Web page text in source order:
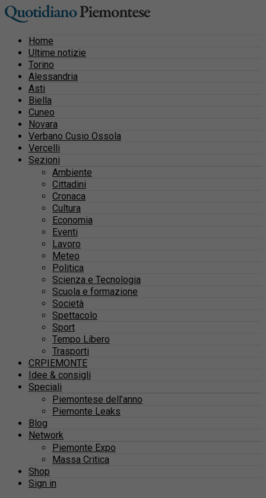
Home
Ultime notizie
Torino
Alessandria
Asti
Biella
Cuneo
Novara
Verbano Cusio Ossola
Vercelli
Sezioni
Ambiente
Cittadini
Cronaca
Cultura
Economia
Eventi
Lavoro
Meteo
Politica
Scienza e Tecnologia
Scuola e formazione
Società
Spettacolo
Sport
Tempo Libero
Trasporti
CRPIEMONTE
Idee & consigli
Speciali
Piemontese dell’anno
Piemonte Leaks
Blog
Network
Piemonte Expo
Massa Critica
Shop
Sign in